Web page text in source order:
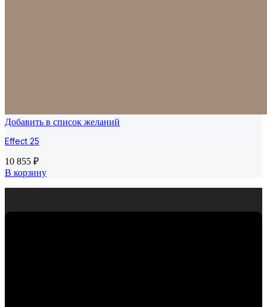
Добавить в список желаний
Effect 25
10 855 ₽
В корзину